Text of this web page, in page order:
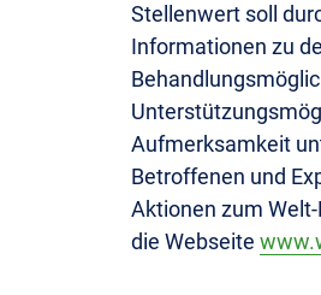
Stellenwert soll
Informationen zu
Aufmerksamkeit
Betroffenen und
Aktionen zum
die Webseite